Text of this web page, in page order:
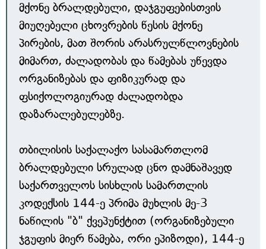
მქონე ბრალდებული, დაჯგუფებისთვის
მიუღებელი ცხოვრების წესის მქონე
პირების, მათ შორის არასრულწლოვნების
მიმართ, ძალადობას და წამებას უწევდა
ორგანიზებას და ფიზიკურად და
ფსიქოლოგიურად ძალადობდა
დაზარალებულებზე.
თბილისის საქალაქო სასამართლომ
ბრალდებული სრულად ცნო დამნაშავედ
საქართველოს სისხლის სამართლის
კოდექსის 144-ე პრიმა მუხლის მე-3
ნაწილის "ბ" ქვეპუნქტით (ორგანიზებული
ჯგუფის მიერ წამება, ორი ეპიზოდი), 144-ე